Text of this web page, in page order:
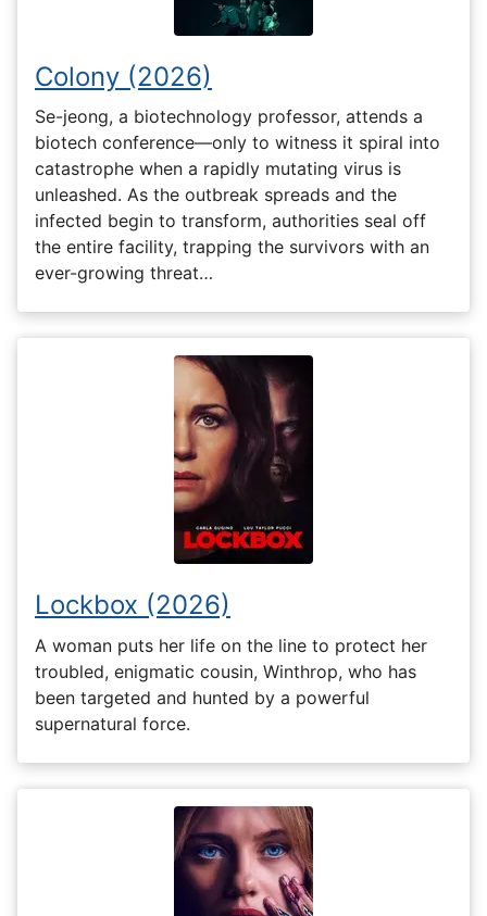
Colony (2026)
Se-jeong, a biotechnology professor, attends a
biotech conference—only to witness it spiral into
catastrophe when a rapidly mutating virus is
unleashed. As the outbreak spreads and the
infected begin to transform, authorities seal off
the entire facility, trapping the survivors with an
ever-growing threat…
Lockbox (2026)
A woman puts her life on the line to protect her
troubled, enigmatic cousin, Winthrop, who has
been targeted and hunted by a powerful
supernatural force.